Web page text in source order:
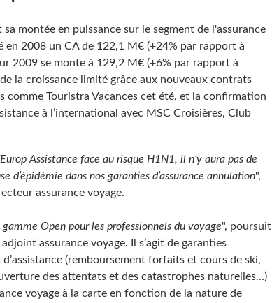
montée en puissance sur le segment de l'assurance
en 2008 un CA de 122,1 M€ (+24% par rapport à
2009 se monte à 129,2 M€ (+6% par rapport à
la croissance limité grâce aux nouveaux contrats
comme Touristra Vacances cet été, et la confirmation
à l’international avec MSC Croisières, Club
Assistance face au risque H1N1, il n’y aura pas de
d’épidémie dans nos garanties d’assurance annulation",
assurance voyage.
Open pour les professionnels du voyage", poursuit
assurance voyage. Il s’agit de garanties
d’assistance (remboursement forfaits et cours de ski,
des attentats et des catastrophes naturelles…)
voyage à la carte en fonction de la nature de